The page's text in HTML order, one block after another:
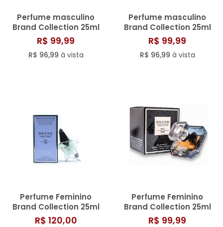
Perfume masculino
Brand Collection 25ml
N° 198
R$ 99,99
R$ 96,99 à vista
Perfume masculino
Brand Collection 25ml
N° 161
R$ 99,99
R$ 96,99 à vista
Perfume Feminino
Brand Collection 25ml
N° 168/808
R$ 120,00
Perfume Feminino
Brand Collection 25ml
N° 069/810
R$ 99,99